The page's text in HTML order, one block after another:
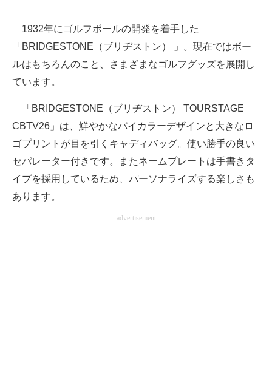
1932年にゴルフボールの開発を着手した
「BRIDGESTONE（ブリヂストン） 」。現在ではボー
ルはもちろんのこと、さまざまなゴルフグッズを展開し
ています。
「BRIDGESTONE（ブリヂストン） TOURSTAGE
CBTV26」は、鮮やかなバイカラーデザインと大きなロ
ゴプリントが目を引くキャディバッグ。使い勝手の良い
セパレーター付きです。またネームプレートは手書きタ
イプを採用しているため、パーソナライズする楽しさも
あります。
advertisement